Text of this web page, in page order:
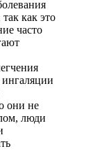
как это
часто
они не
люди